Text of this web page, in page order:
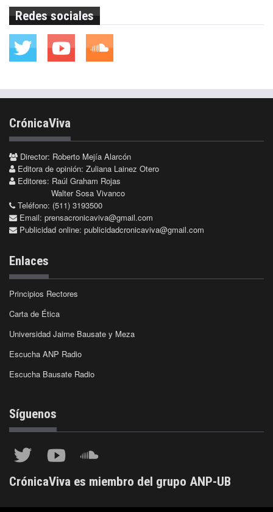
Redes sociales
CrónicaViva
Director: Roberto Mejía Alarcón
Editora de opinión: Zuliana Lainez Otero
Editores: Raúl Graham Rojas
Walter Sosa Vivanco
Teléfono: (511) 3193500
Email: prensacronicaviva@gmail.com
Publicidad online: publicidadcronicaviva@gmail.com
Enlaces
Principios Rectores
Carta de Ética
Universidad Jaime Bausate y Meza
Escucha ANP Radio
Escucha Bausate Radio
Síguenos
CrónicaViva es miembro del grupo ANP-UB